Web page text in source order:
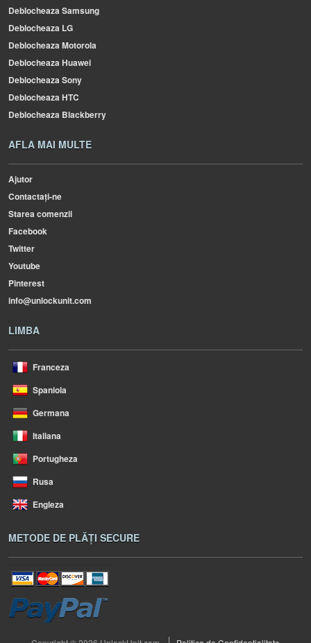
Deblocheaza Samsung
Deblocheaza LG
Deblocheaza Motorola
Deblocheaza Huawei
Deblocheaza Sony
Deblocheaza HTC
Deblocheaza Blackberry
AFLA MAI MULTE
Ajutor
Contactați-ne
Starea comenzii
Facebook
Twitter
Youtube
Pinterest
info@unlockunit.com
LIMBA
Franceza
Spaniola
Germana
Italiana
Portugheza
Rusa
Engleza
METODE DE PLĂȚI SECURE